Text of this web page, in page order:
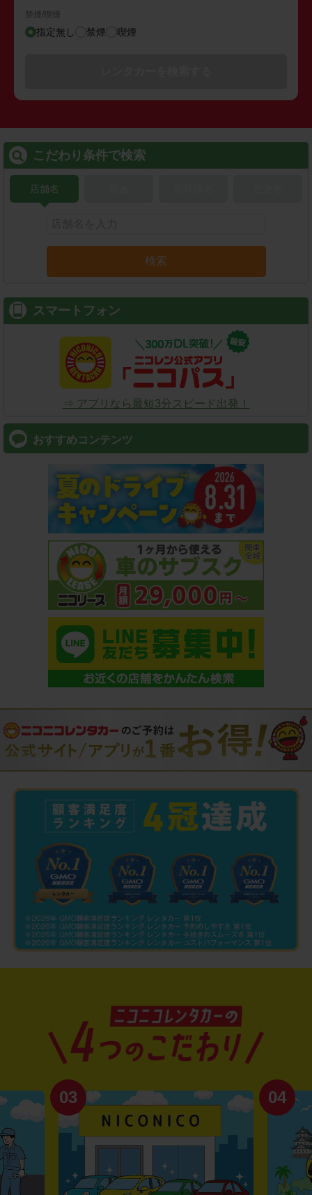
禁煙/喫煙
指定無し 禁煙 喫煙
こだわり条件で検索
店舗名
検索
スマートフォン
⇒ アプリなら最短3分スピード出発！
おすすめコンテンツ
03 04